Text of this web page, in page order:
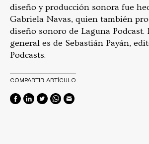
diseño y producción sonora fue
Gabriela Navas, quien también
diseño sonoro de Laguna Podcast.
general es de Sebastián Payán,
Podcasts.
COMPARTIR ARTÍCULO